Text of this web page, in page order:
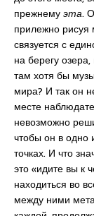
прежнемуэта.
прилежно рисуя
связуется с
на берегу
там хотя бы
мира? И так он
месте
невозможно
чтобы он в одно
точках. И что
это «идите вы к
находиться во
между ними